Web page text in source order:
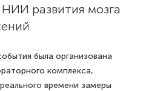
развития мозга
была организована
комплекса,
времени замеры